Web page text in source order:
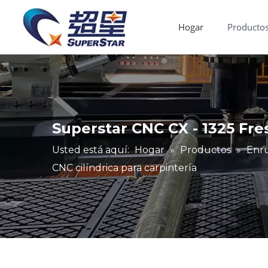
Hogar
Superstar CNC CX - 1325
Usted está aquí: Hogar » Productos »
CNC cilíndrica para carpintería